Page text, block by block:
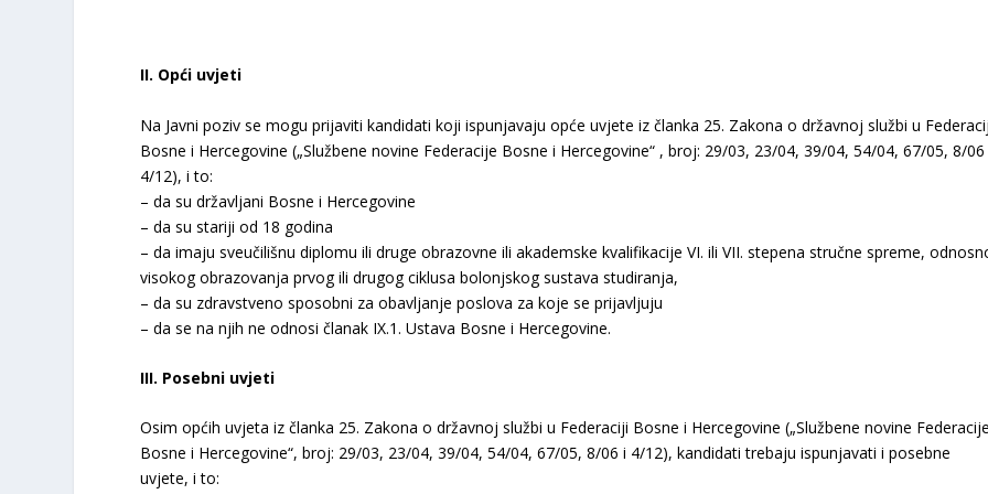
II. Opći uvjeti
Na Javni poziv se mogu prijaviti kandidati koji ispunjavaju opće uvjete iz članka 25. Zakona o državnoj službi u
Bosne i Hercegovine („Službene novine Federacije Bosne i Hercegovine“ , broj: 29/03, 23/04, 39/04, 54/04, 67/05, 8/06
4/12), i to:
– da su državljani Bosne i Hercegovine
– da su stariji od 18 godina
– da imaju sveučilišnu diplomu ili druge obrazovne ili akademske kvalifikacije VI. ili VII. stepena stručne spreme,
visokog obrazovanja prvog ili drugog ciklusa bolonjskog sustava studiranja,
– da su zdravstveno sposobni za obavljanje poslova za koje se prijavljuju
– da se na njih ne odnosi članak IX.1. Ustava Bosne i Hercegovine.
III. Posebni uvjeti
Osim općih uvjeta iz članka 25. Zakona o državnoj službi u Federaciji Bosne i Hercegovine („Službene novine Federacije
Bosne i Hercegovine“, broj: 29/03, 23/04, 39/04, 54/04, 67/05, 8/06 i 4/12), kandidati trebaju ispunjavati i posebne
uvjete, i to: